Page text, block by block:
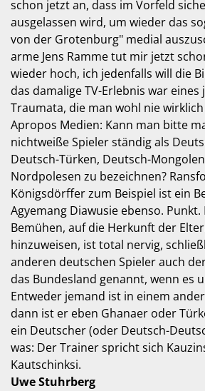
schon jetzt an, dass im Vorfeld
ausgelassen wird, um wieder das
von der Grotenburg" medial
arme Jens Ramme tut mir jetzt
wieder hoch, ich jedenfalls will die
das damalige TV-Erlebnis war eines
Traumata, die man wohl nie
Apropos Medien: Kann man bitte
nichtweiße Spieler ständig als
Deutsch-Türken, Deutsch-
Nordpolesen zu bezeichnen?
Königsdörffer zum Beispiel ist ein
Agyemang Diawusie ebenso.
Bemühen, auf die Herkunft der
hinzuweisen, ist total nervig,
anderen deutschen Spieler auch
das Bundesland genannt, wenn es
Entweder jemand ist in einem
dann ist er eben Ghanaer oder
ein Deutscher (oder Deutsch-
was: Der Trainer spricht sich
Kautschinksi.
Uwe Stuhrberg